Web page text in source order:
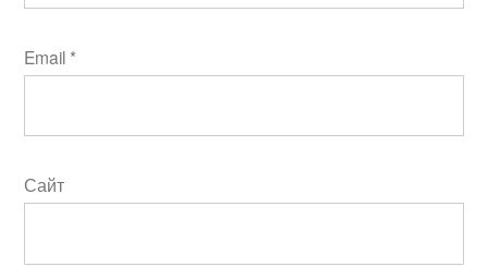
Email *
Сайт